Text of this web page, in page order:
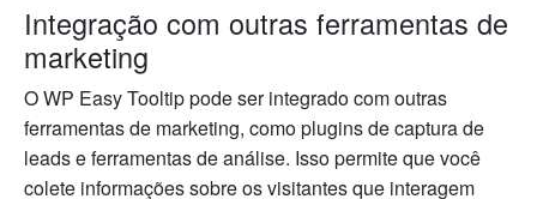
Integração com outras ferramentas de
marketing
O WP Easy Tooltip pode ser integrado com outras
ferramentas de marketing, como plugins de captura de
leads e ferramentas de análise. Isso permite que você
colete informações sobre os visitantes que interagem